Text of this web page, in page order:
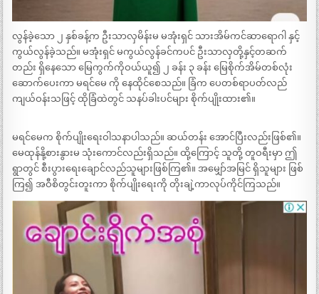
လွန်ခဲ့သော ၂ နှစ်ခန့်က ဦးသာလှမိန်းမ မအုံးရှင် သားအိမ်ကင်ဆာရောဂါ နှင့်
ကွယ်လွန်ခဲ့သည်။ မအုံးရှင် မကွယ်လွန်ခင်ကပင် ဦးသာလှတို့နှင့်တဆက်
တည်း ရှိနေသော မြေကွက်ကိုဝယ်ယူ၍ ၂ ခန်း ၃ ခန်း မြေစိုက်အိမ်တစ်လုံး
ဆောက်ပေးကာ မရင်မေ ကို နေထိုင်စေသည်။ ခြံက ပေတစ်ရာပတ်လည်
ကျယ်ဝန်းသဖြင့် ထိုခြံထဲတွင် သနပ်ခါးပင်များ စိုက်ပျိုးထား၏။
မရင်မေက စိုက်ပျိုးရေးဝါသနာပါသည်။ ဆယ်တန်း အောင်ပြီးလည်းဖြစ်၏။
မေထုန်နို့စားနွားမ သုံးကောင်လည်းရှိသည်။ ထို့ကြောင့် သူတို့ တူဝရီးမှာ ဤ
ရွာတွင် စီးပွားရေးချောင်လည်သူများဖြစ်ကြ၏။ အမျှော်အမြင် ရှိသူများ ဖြစ်
ကြ၍ အဝီစိတွင်းတူးကာ စိုက်ပျိုးရေးကို တိုးချဲ့ကာလုပ်ကိုင်ကြသည်။